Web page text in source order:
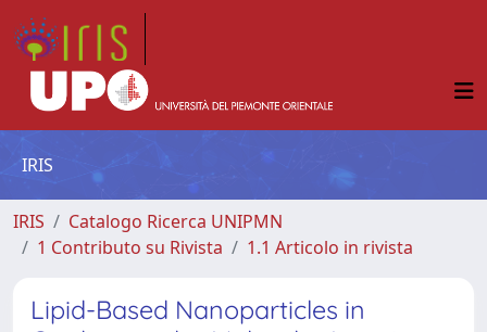
IRIS
IRIS
Catalogo Ricerca UNIPMN
1 Contributo su Rivista
1.1 Articolo in rivista
Lipid-Based Nanoparticles in